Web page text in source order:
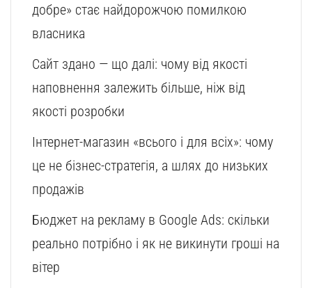
добре» стає найдорожчою помилкою
власника
Сайт здано — що далі: чому від якості
наповнення залежить більше, ніж від
якості розробки
Інтернет-магазин «всього і для всіх»: чому
це не бізнес-стратегія, а шлях до низьких
продажів
Бюджет на рекламу в Google Ads: скільки
реально потрібно і як не викинути гроші на
вітер